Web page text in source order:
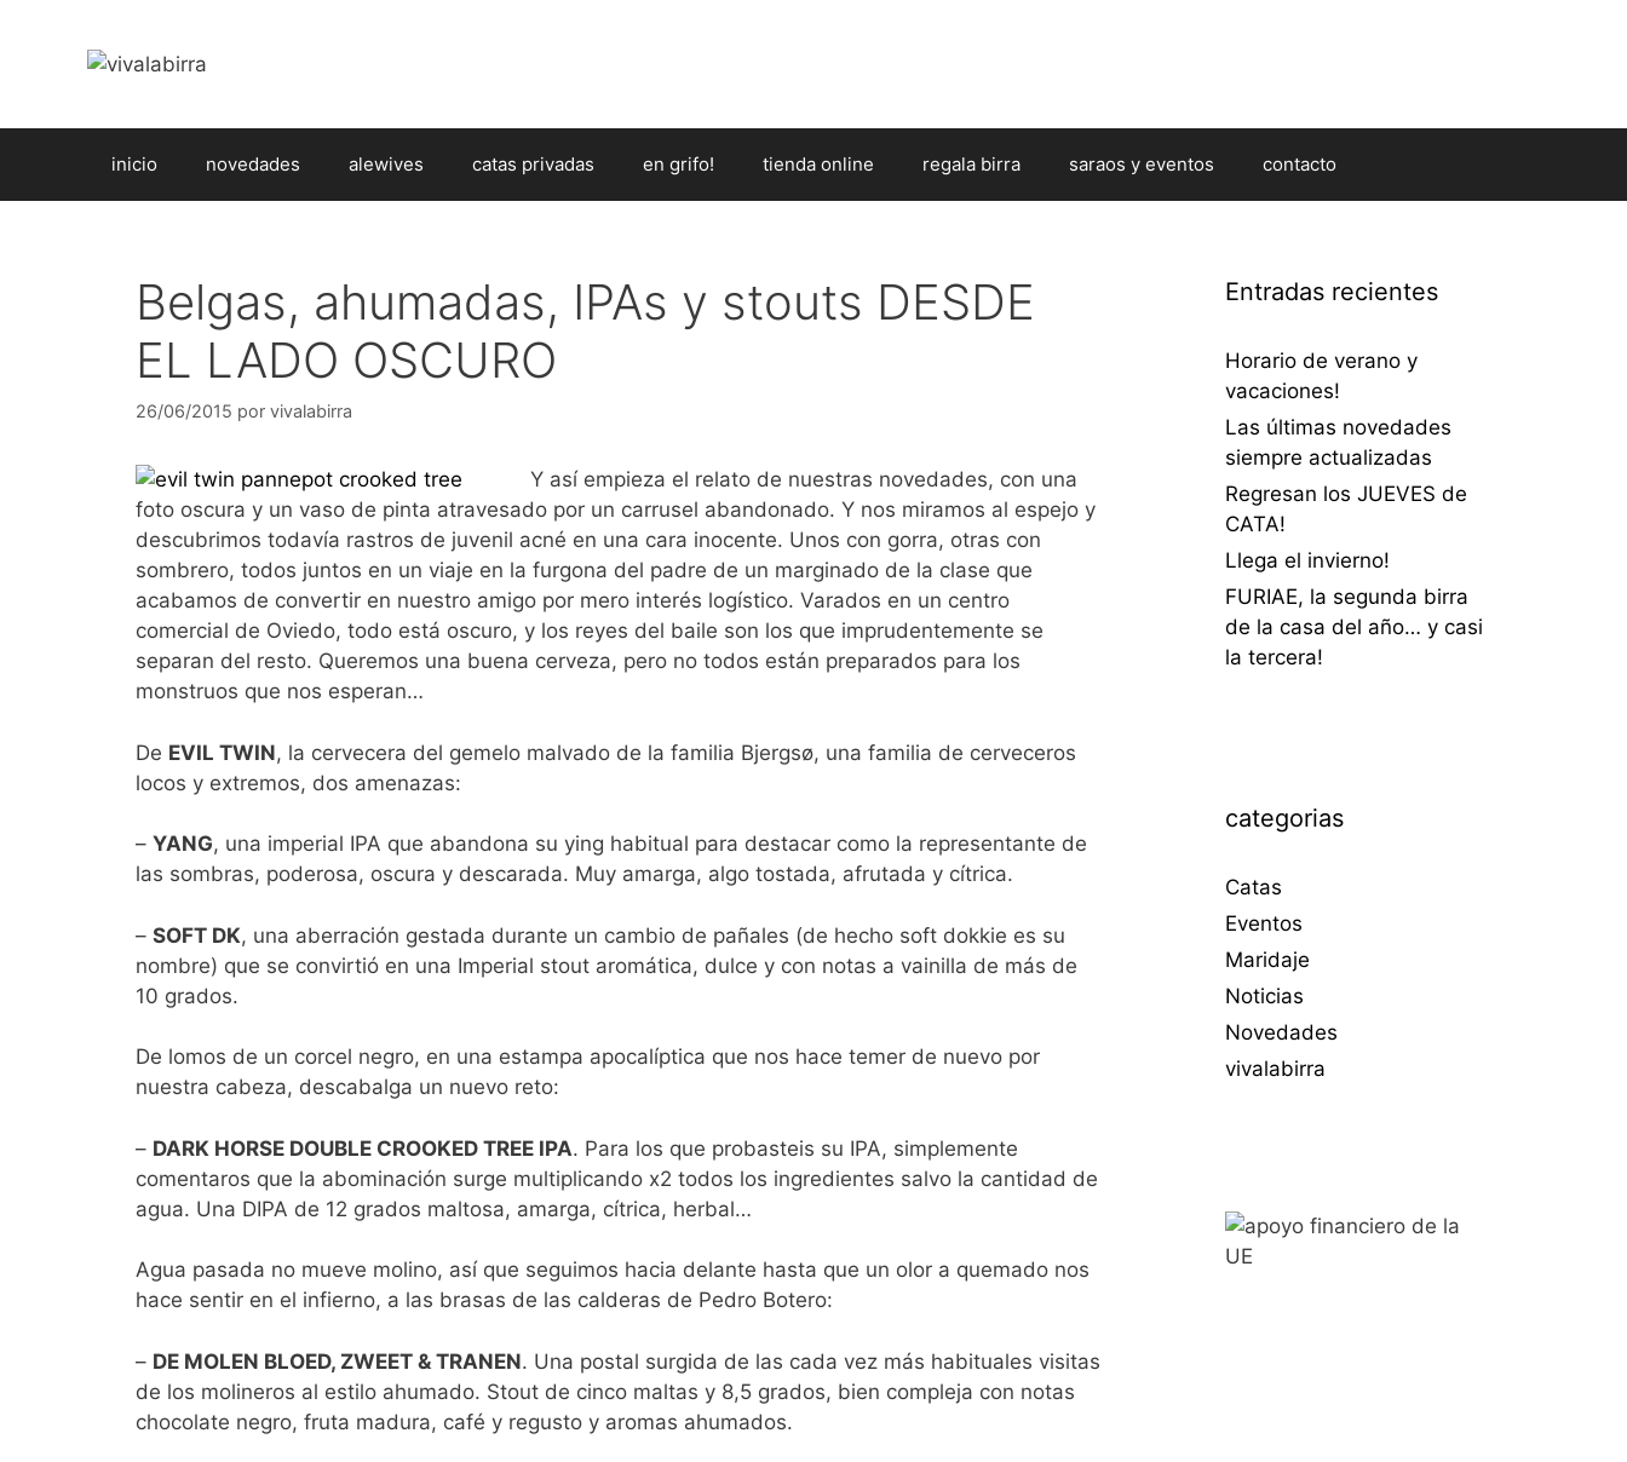
contenido
inicio novedades alewives catas privadas en grifo! tienda online regala birra saraos y eventos contacto
Belgas, ahumadas, IPAs y stouts DESDE
EL LADO OSCURO
26/06/2015 por vivalabirra
Y así empieza el relato de nuestras novedades, con una
foto oscura y un vaso de pinta atravesado por un carrusel abandonado. Y nos miramos al espejo y
descubrimos todavía rastros de juvenil acné en una cara inocente. Unos con gorra, otras con
sombrero, todos juntos en un viaje en la furgona del padre de un marginado de la clase que
acabamos de convertir en nuestro amigo por mero interés logístico. Varados en un centro
comercial de Oviedo, todo está oscuro, y los reyes del baile son los que imprudentemente se
separan del resto. Queremos una buena cerveza, pero no todos están preparados para los
monstruos que nos esperan…
De EVIL TWIN, la cervecera del gemelo malvado de la familia Bjergsø, una familia de cerveceros
locos y extremos, dos amenazas:
– YANG, una imperial IPA que abandona su ying habitual para destacar como la representante de
las sombras, poderosa, oscura y descarada. Muy amarga, algo tostada, afrutada y cítrica.
– SOFT DK, una aberración gestada durante un cambio de pañales (de hecho soft dokkie es su
nombre) que se convirtió en una Imperial stout aromática, dulce y con notas a vainilla de más de
10 grados.
De lomos de un corcel negro, en una estampa apocalíptica que nos hace temer de nuevo por
nuestra cabeza, descabalga un nuevo reto:
– DARK HORSE DOUBLE CROOKED TREE IPA. Para los que probasteis su IPA, simplemente
comentaros que la abominación surge multiplicando x2 todos los ingredientes salvo la cantidad de
agua. Una DIPA de 12 grados maltosa, amarga, cítrica, herbal…
Agua pasada no mueve molino, así que seguimos hacia delante hasta que un olor a quemado nos
hace sentir en el infierno, a las brasas de las calderas de Pedro Botero:
– DE MOLEN BLOED, ZWEET & TRANEN. Una postal surgida de las cada vez más habituales visitas
de los molineros al estilo ahumado. Stout de cinco maltas y 8,5 grados, bien compleja con notas
chocolate negro, fruta madura, café y regusto y aromas ahumados.
Entradas recientes
Horario de verano y
vacaciones!
Las últimas novedades
siempre actualizadas
Regresan los JUEVES de
CATA!
Llega el invierno!
FURIAE, la segunda birra
de la casa del año… y casi
la tercera!
categorias
Catas
Eventos
Maridaje
Noticias
Novedades
vivalabirra